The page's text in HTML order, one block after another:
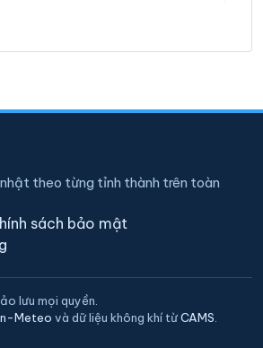
theo từng tỉnh thành trên toàn
sách bảo mật
lưu mọi quyền.
Meteo và dữ liệu không khí từCAMS